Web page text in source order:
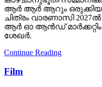
ആർ ആർ ആറും ഒരുക്കിയ
ചിത്രം വാരണാസി
ആർ ഓ ആൻഡ് മാർക്കറ്റിംഗ്
ശേഖർ.
Continue Reading
Film